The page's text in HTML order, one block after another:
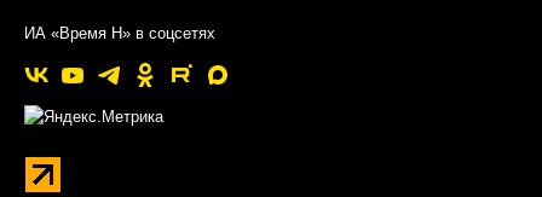
ИА «Время Н» в соцсетях